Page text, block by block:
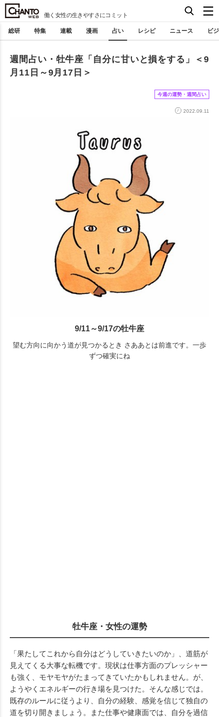
働く女性の生きやすさにコミット
総研 特集 連載 漫画 占い レシピ ニュース ビ
週間占い・牡牛座「自分に甘いと損をする」＜9
月11日～9月17日＞
今週の運勢・週間占い
2022.09.11
9/11～9/17の牡牛座
望む方向に向かう道が見つかるとき さああとは前進です。一歩
ずつ確実にね
牡牛座・女性の運勢
「果たしてこれから自分はどうしていきたいのか」、道筋が
見えてくる大事な転機です。現状は仕事方面のプレッシャー
も強く、モヤモヤがたまってきていたかもしれません。が、
ようやくエネルギーの行き場を見つけた。そんな感じでは。
既存のルールに従うより、自分の経験、感覚を信じて独自の
道を切り開きましょう。また仕事や健康面では、自分を過信